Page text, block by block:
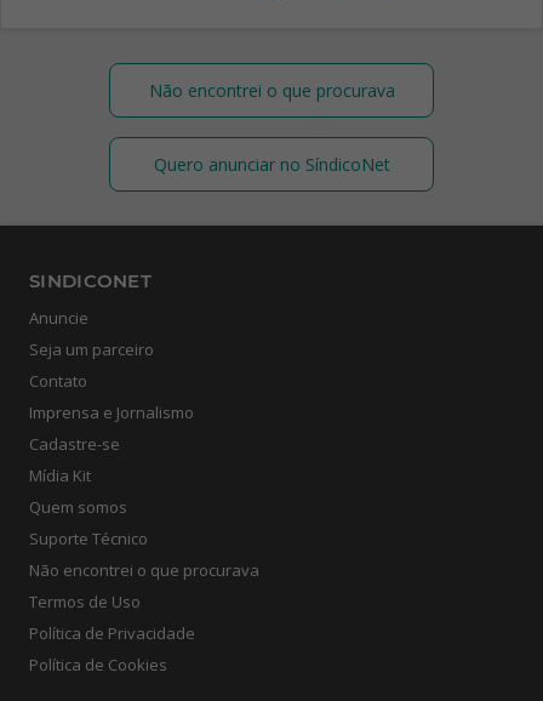
Não encontrei o que procurava
Quero anunciar no SíndicoNet
SINDICONET
Anuncie
Seja um parceiro
Contato
Imprensa e Jornalismo
Cadastre-se
Mídia Kit
Quem somos
Suporte Técnico
Não encontrei o que procurava
Termos de Uso
Política de Privacidade
Política de Cookies